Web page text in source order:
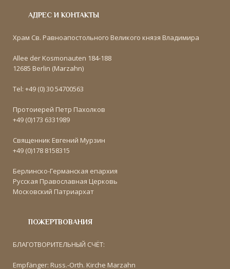
АДРЕС И КОНТАКТЫ
Храм Св. Равноапостольного Великого князя Владимира
Allee der Kosmonauten 184-188
12685 Berlin (Marzahn)
Tel: +49 (0) 30 54700563
Протоиерей Петр Пахолков
+49 (0)173 6331989
Священник Евгений Мурзин
+49 (0)178 8158315
Берлинско-Германская епархия
Русская Православная Церковь
Московский Патриархат
ПОЖЕРТВОВАНИЯ
БЛАГОТВОРИТЕЛЬНЫЙ СЧЁТ:
Empfänger: Russ.-Orth. Kirche Marzahn